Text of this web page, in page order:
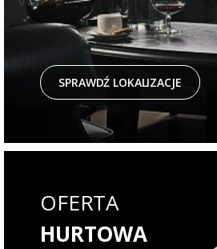
SPRAWDŹ LOKALIZACJE
OFERTA
HURTOWA